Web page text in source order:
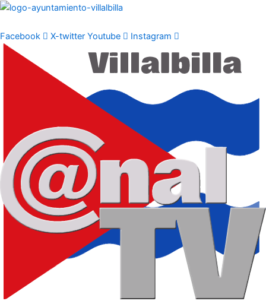
Ir
contenido
Facebook X-twitter Youtube Instagram